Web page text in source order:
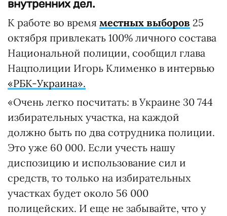
внутренних дел.
К работе во время местных выборов 25
октября привлекать 100% личного состава
Национальной полиции, сообщил глава
Нацполиции Игорь Клименко в интервью
«РБК-Украина».
«Очень легко посчитать: в Украине 30 744
избирательных участка, на каждой
должно быть по два сотрудника полиции.
Это уже 60 000. Если учесть нашу
диспозицию и использование сил и
средств, то только на избирательных
участках будет около 56 000
полицейских. И еще не забывайте, что у